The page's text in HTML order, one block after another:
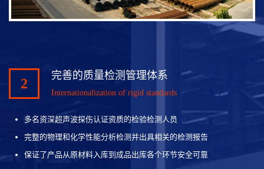
2
完善的质量检测管理体系
Internationalization of rigid standards
多名资深超声波探伤认证资质的检验检测人员
完整的物理和化学性能分析检测并出具相关的检测报告
保证了产品从原材料入库到成品出库各个环节安全可靠